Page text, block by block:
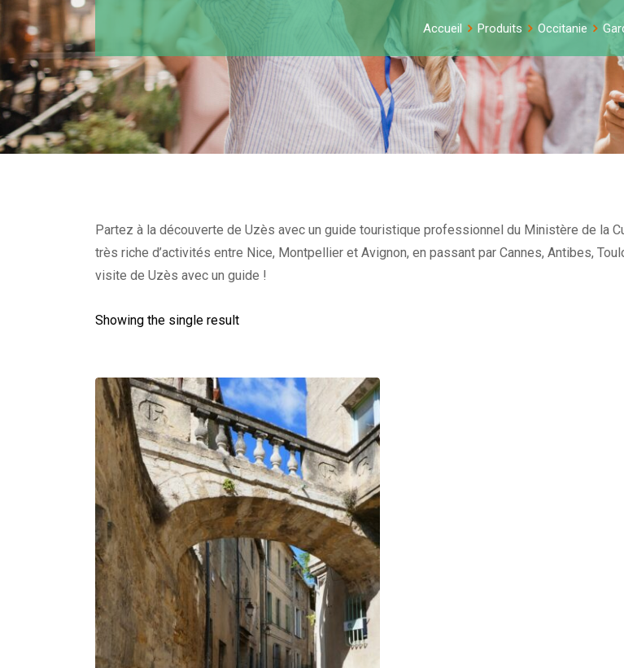
Accueil Produits Occitanie
Partez à la découverte de Uzès avec un guide touristique professionnel du Ministère de la
très riche d’activités entre Nice, Montpellier et Avignon, en passant par Cannes, Antibes,
visite de Uzès avec un guide !
Showing the single result